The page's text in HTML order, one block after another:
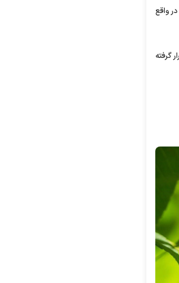
در واقع
بازه ۲۲۰.۰۰۰ الی ۲۴۰.۰۰۰ هزار تومان قرار گرفته